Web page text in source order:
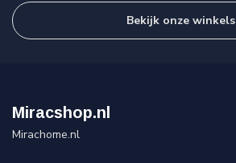
Bekijk onze winkels
Miracshop.nl
Mirachome.nl